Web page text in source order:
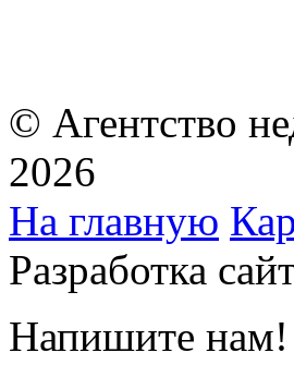
© Агентство
2026
На главную
Разработка
Напишите нам!